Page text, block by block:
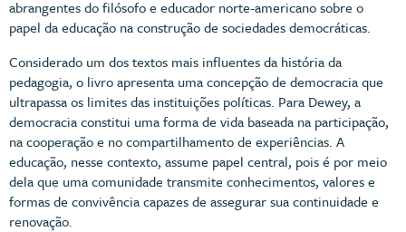
abrangentes do filósofo e educador norte-americano sobre o
papel da educação na construção de sociedades democráticas.
Considerado um dos textos mais influentes da história da
pedagogia, o livro apresenta uma concepção de democracia que
ultrapassa os limites das instituições políticas. Para Dewey, a
democracia constitui uma forma de vida baseada na participação,
na cooperação e no compartilhamento de experiências. A
educação, nesse contexto, assume papel central, pois é por meio
dela que uma comunidade transmite conhecimentos, valores e
formas de convivência capazes de assegurar sua continuidade e
renovação.